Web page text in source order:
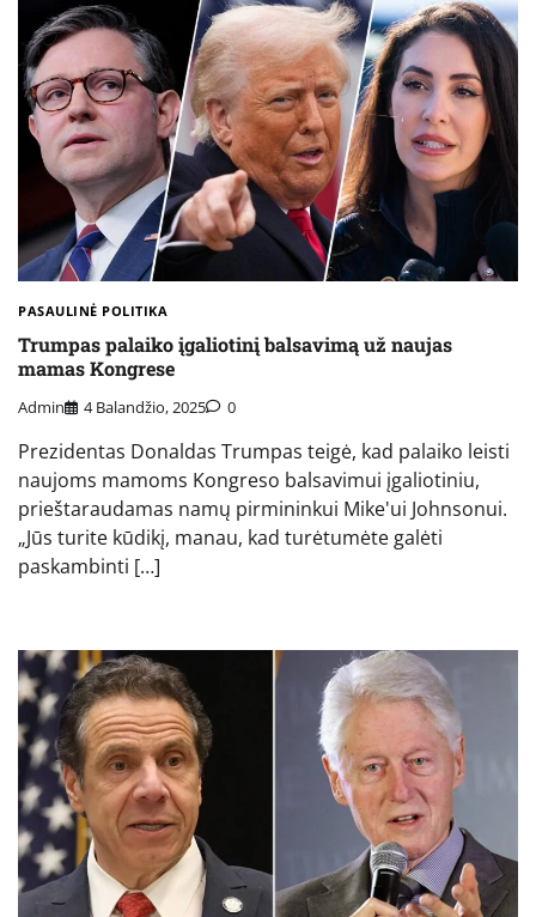
PASAULINĖ POLITIKA
Trumpas palaiko įgaliotinį balsavimą už naujas
mamas Kongrese
Admin 4 Balandžio, 2025 0
Prezidentas Donaldas Trumpas teigė, kad palaiko leisti
naujoms mamoms Kongreso balsavimui įgaliotiniu,
prieštaraudamas namų pirmininkui Mike'ui Johnsonui.
„Jūs turite kūdikį, manau, kad turėtumėte galėti
paskambinti […]